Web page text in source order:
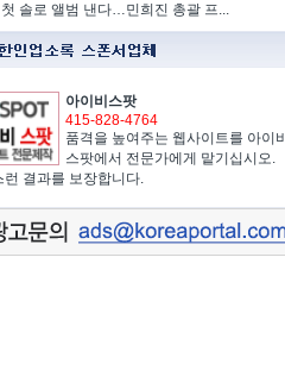
첫 솔로 앨범 낸다…민희진 총괄 프...
아이비스팟
415-828-4764
품격을 높여주는 웹사이트를 아이비
스팟에서 전문가에게 맡기십시오.
런 결과를 보장합니다.